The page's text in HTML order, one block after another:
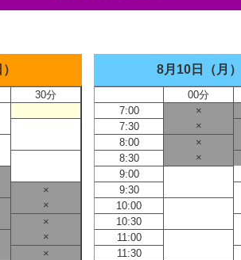
30分
×
×
×
×
×
8月10日（月）
00分
7:00
×
7:30
×
8:00
×
8:30
×
9:00
9:30
10:00
10:30
11:00
11:30